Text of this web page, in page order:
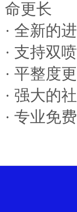
命更长
· 全新的
· 支持双
· 平整度
· 强大的
· 专业免